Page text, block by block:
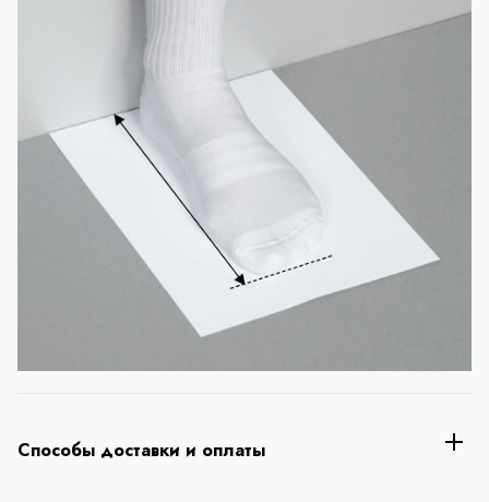
Способы доставки и оплаты